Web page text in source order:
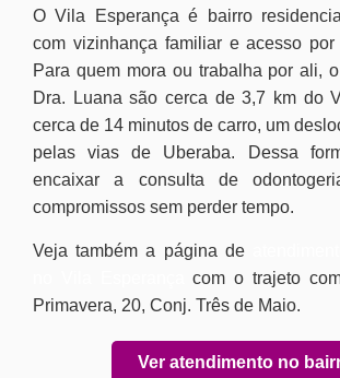
O Vila Esperança é bairro
com vizinhança familiar e acesso por
Para quem mora ou trabalha por ali,
Dra. Luana são cerca de 3,7 km do
cerca de 14 minutos de carro, um
pelas vias de Uberaba. Dessa
encaixar a consulta de
compromissos sem perder tempo.
Veja também a página de
com o trajeto
Primavera, 20, Conj. Três de Maio.
Ver atendimento no